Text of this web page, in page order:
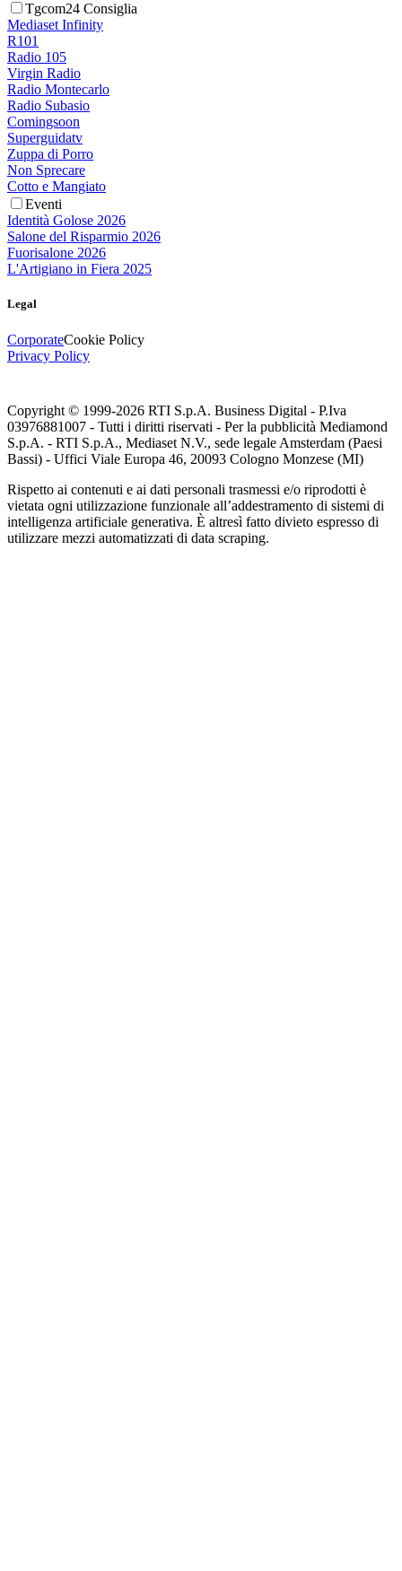
Tgcom24 Consiglia
Mediaset Infinity
R101
Radio 105
Virgin Radio
Radio Montecarlo
Radio Subasio
Comingsoon
Superguidatv
Zuppa di Porro
Non Sprecare
Cotto e Mangiato
Eventi
Identità Golose 2026
Salone del Risparmio 2026
Fuorisalone 2026
L'Artigiano in Fiera 2025
Legal
CorporateCookie Policy
Privacy Policy
Copyright © 1999-2026 RTI S.p.A. Business Digital - P.Iva
03976881007 - Tutti i diritti riservati - Per la pubblicità Mediamond
S.p.A. - RTI S.p.A., Mediaset N.V., sede legale Amsterdam (Paesi
Bassi) - Uffici Viale Europa 46, 20093 Cologno Monzese (MI)
Rispetto ai contenuti e ai dati personali trasmessi e/o riprodotti è
vietata ogni utilizzazione funzionale all’addestramento di sistemi di
intelligenza artificiale generativa. È altresì fatto divieto espresso di
utilizzare mezzi automatizzati di data scraping.